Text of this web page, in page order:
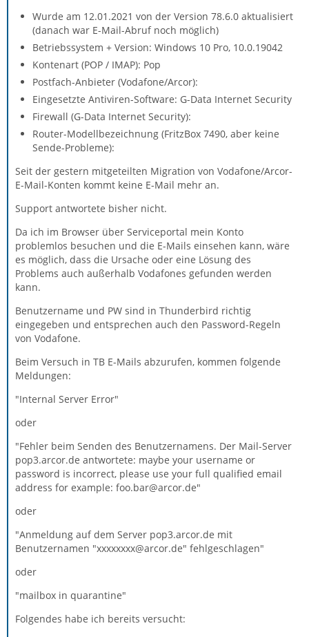
Wurde am 12.01.2021 von der Version 78.6.0 aktualisiert
(danach war E-Mail-Abruf noch möglich)
Betriebssystem + Version: Windows 10 Pro, 10.0.19042
Kontenart (POP / IMAP): Pop
Postfach-Anbieter (Vodafone/Arcor):
Eingesetzte Antiviren-Software: G-Data Internet Security
Firewall (G-Data Internet Security):
Router-Modellbezeichnung (FritzBox 7490, aber keine
Sende-Probleme):
Seit der gestern mitgeteilten Migration von Vodafone/Arcor-
E-Mail-Konten kommt keine E-Mail mehr an.
Support antwortete bisher nicht.
Da ich im Browser über Serviceportal mein Konto
problemlos besuchen und die E-Mails einsehen kann, wäre
es möglich, dass die Ursache oder eine Lösung des
Problems auch außerhalb Vodafones gefunden werden
kann.
Benutzername und PW sind in Thunderbird richtig
eingegeben und entsprechen auch den Password-Regeln
von Vodafone.
Beim Versuch in TB E-Mails abzurufen, kommen folgende
Meldungen:
"Internal Server Error"
oder
"Fehler beim Senden des Benutzernamens. Der Mail-Server
pop3.arcor.de antwortete: maybe your username or
password is incorrect, please use your full qualified email
address for example: foo.bar@arcor.de"
oder
"Anmeldung auf dem Server pop3.arcor.de mit
Benutzernamen "xxxxxxxx@arcor.de" fehlgeschlagen"
oder
"mailbox in quarantine"
Folgendes habe ich bereits versucht: